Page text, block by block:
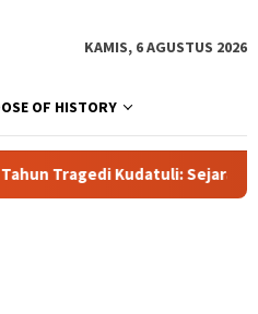
KAMIS, 6 AGUSTUS 2026
OF HISTORY
Sejarah Kelam Politik Orde